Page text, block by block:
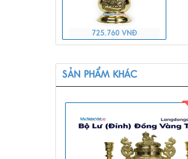
725.760 VNĐ
SẢN PHẨM KHÁC